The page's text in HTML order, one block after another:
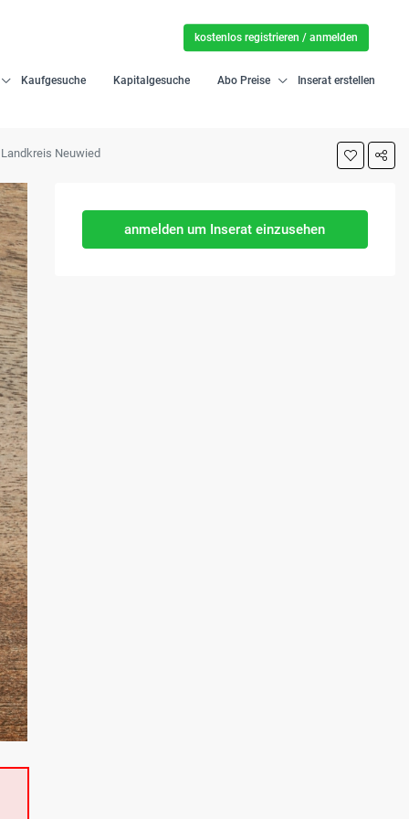
Kaufgesuche Kapitalgesuche Abo Preise Inserat erstellen
kostenlos registrieren / anmelden
Neuwied
anmelden um Inserat einzusehen